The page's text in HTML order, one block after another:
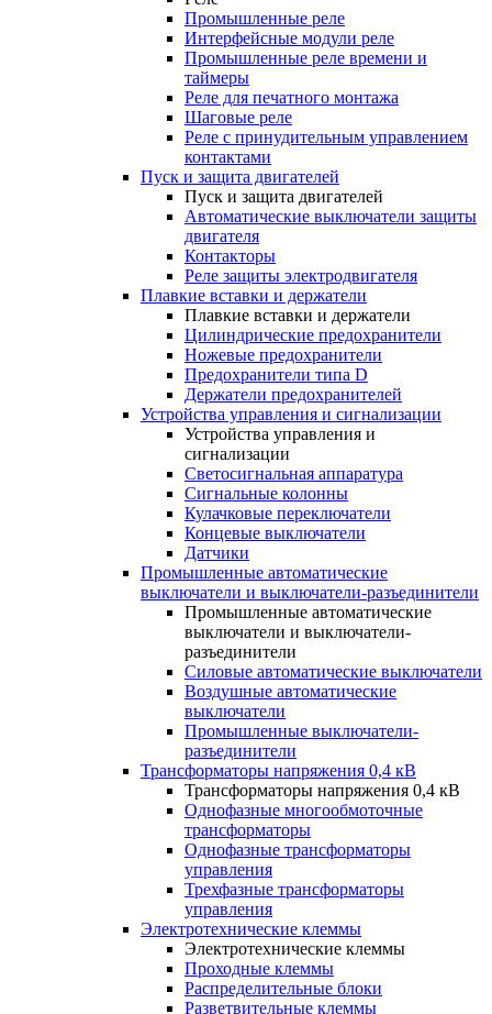
Промышленные реле
Интерфейсные модули реле
Промышленные реле времени и
таймеры
Реле для печатного монтажа
Шаговые реле
Реле с принудительным управлением
контактами
Пуск и защита двигателей
Пуск и защита двигателей
Автоматические выключатели защиты
двигателя
Контакторы
Реле защиты электродвигателя
Плавкие вставки и держатели
Плавкие вставки и держатели
Цилиндрические предохранители
Ножевые предохранители
Предохранители типа D
Держатели предохранителей
Устройства управления и сигнализации
Устройства управления и
сигнализации
Светосигнальная аппаратура
Сигнальные колонны
Кулачковые переключатели
Концевые выключатели
Датчики
Промышленные автоматические
выключатели и выключатели-разъединители
Промышленные автоматические
выключатели и выключатели-
разъединители
Силовые автоматические выключатели
Воздушные автоматические
выключатели
Промышленные выключатели-
разъединители
Трансформаторы напряжения 0,4 кВ
Трансформаторы напряжения 0,4 кВ
Однофазные многообмоточные
трансформаторы
Однофазные трансформаторы
управления
Трехфазные трансформаторы
управления
Электротехнические клеммы
Электротехнические клеммы
Проходные клеммы
Распределительные блоки
Разветвительные клеммы